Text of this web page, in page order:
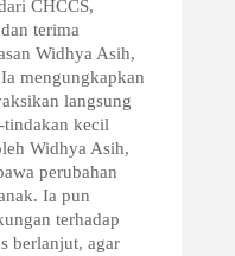
CHCCS,
terima
Widhya Asih,
mengungkapkan
langsung
tindakan kecil
Widhya Asih,
perubahan
Ia pun
terhadap
berlanjut, agar